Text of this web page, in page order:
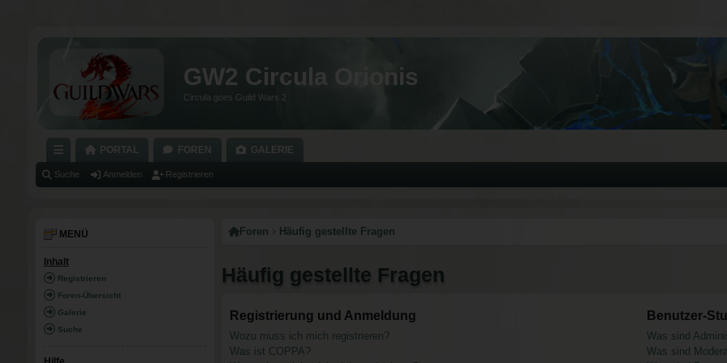
GW2 Circula Orionis
Circula goes Guild Wars 2
C
LL
Z
U
PORTAL FOREN GALERIE
Suche Anmelden Registrieren
Foren Häufig gestellte Fragen
Häufig gestellte Fragen
Registrierung und Anmeldung
Wozu muss ich mich registrieren?
Was ist COPPA?
Benutzer-
Was sind
Was sind
MENÜ
Inhalt
Registrieren
Foren-Übersicht
Galerie
Suche